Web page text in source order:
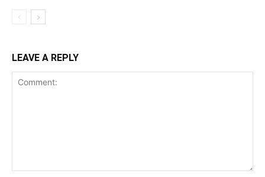
LEAVE A REPLY